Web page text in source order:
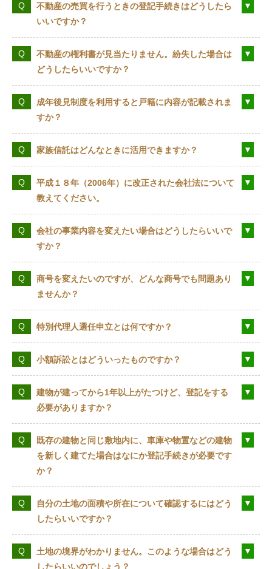
不動産の売買を行うときの登記手続きはどうしたら
いいですか？
不動産の権利書が見当たりません。紛失した場合は
どうしたらいいですか？
成年後見制度を利用すると戸籍に内容が記載されま
すか？
家族信託はどんなときに活用できますか？
平成１８年（2006年）に改正された会社法について
教えてください。
会社の事業内容を変えたい場合はどうしたらいいで
すか？
商号を変えたいのですが、どんな商号でも問題あり
ませんか？
特別代理人選任申立とは何ですか？
小額訴訟とはどういったものですか？
建物が建ってから1年以上がたつけど、登記をする
必要がありますか？
既存の建物と同じ敷地内に、車庫や物置などの建物
を新しく建てた場合はなにか登記手続きが必要です
か？
自分の土地の面積や所在について確認するにはどう
したらいいですか？
土地の境界がわかりません。このような場合はどう
したらいいのでしょう？